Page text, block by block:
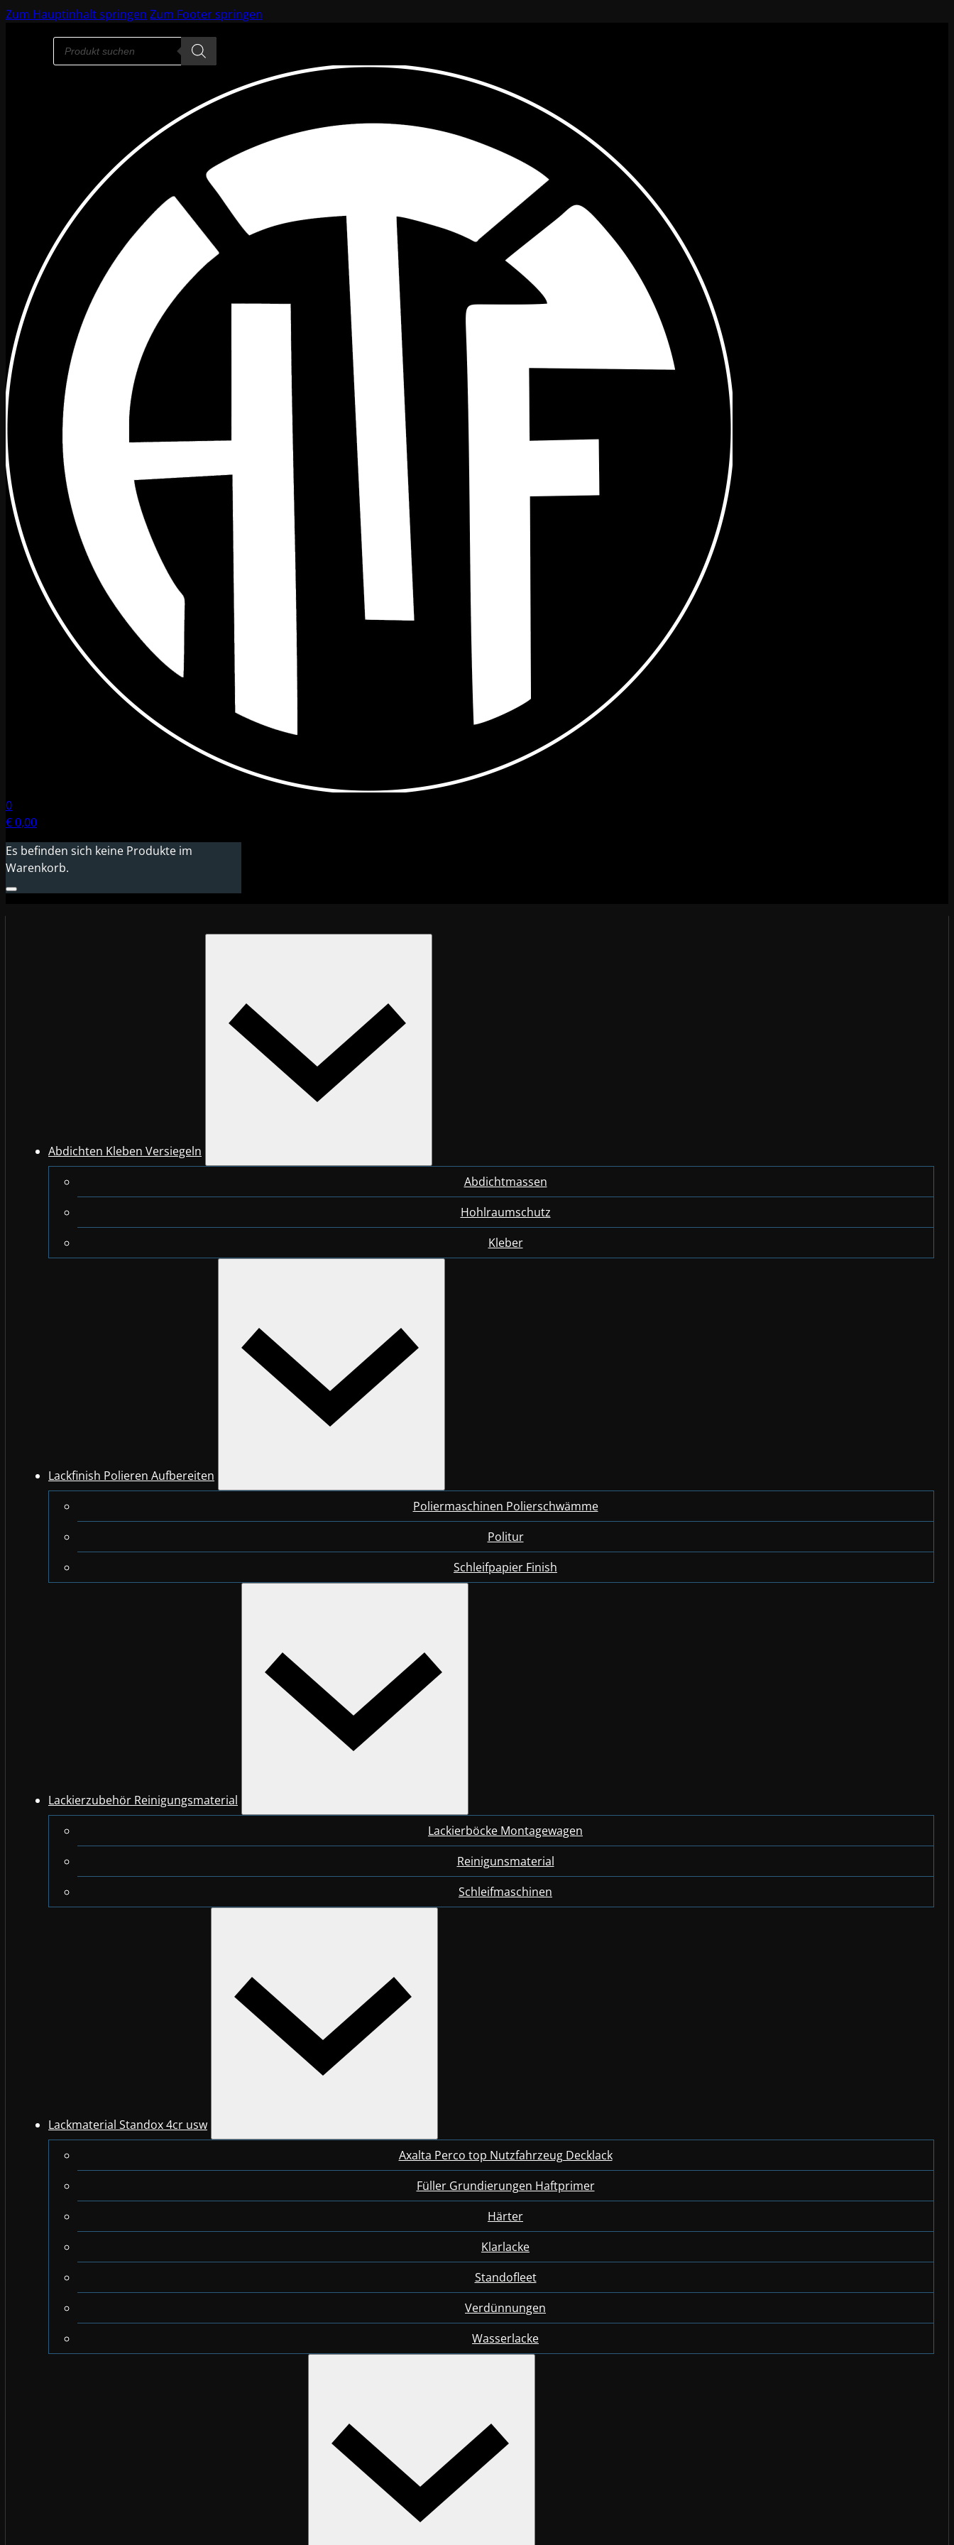
Zum Hauptinhalt springen Zum Footer springen
Products
search
0
€0,00
Es befinden sich keine Produkte im
Warenkorb.
Abdichten Kleben Versiegeln
Abdichtmassen
Hohlraumschutz
Kleber
Lackfinish Polieren Aufbereiten
Poliermaschinen Polierschwämme
Politur
Schleifpapier Finish
Lackierzubehör Reinigungsmaterial
Lackierböcke Montagewagen
Reinigunsmaterial
Schleifmaschinen
Lackmaterial Standox 4cr usw
Axalta Perco top Nutzfahrzeug Decklack
Füller Grundierungen Haftprimer
Härter
Klarlacke
Standofleet
Verdünnungen
Wasserlacke